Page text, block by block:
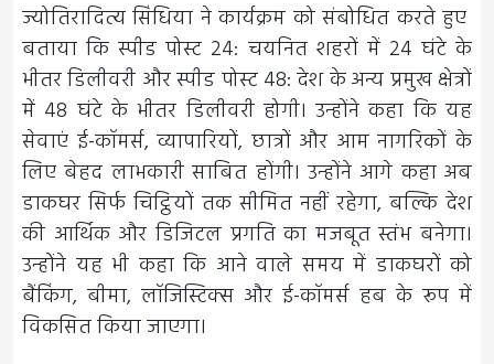
ज्योतिरादित्य सिंधिया ने कार्यक्रम को संबोधित करते हुए
बताया कि स्पीड पोस्ट 24: चयनित शहरों में 24 घंटे के
भीतर डिलीवरी और स्पीड पोस्ट 48: देश के अन्य प्रमुख क्षेत्रों
में 48 घंटे के भीतर डिलीवरी होगी। उन्होंने कहा कि यह
सेवाएं ई-कॉमर्स, व्यापारियों, छात्रों और आम नागरिकों के
लिए बेहद लाभकारी साबित होंगी। उन्होंने आगे कहा अब
डाकघर सिर्फ चिट्ठियों तक सीमित नहीं रहेगा, बल्कि देश
की आर्थिक और डिजिटल प्रगति का मजबूत स्तंभ बनेगा।
उन्होंने यह भी कहा कि आने वाले समय में डाकघरों को
बैंकिंग, बीमा, लॉजिस्टिक्स और ई-कॉमर्स हब के रूप में
विकसित किया जाएगा।